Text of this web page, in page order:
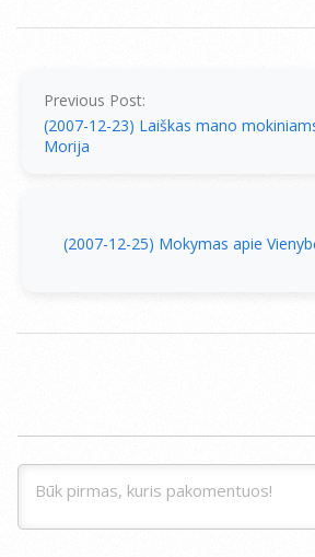
Previous Post:
(2007-12-23) Laiškas mano
Morija
(2007-12-25) Mokymas apie